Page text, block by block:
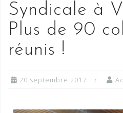
Syndicale à
Plus de 90
réunis !
20 septembre 2017